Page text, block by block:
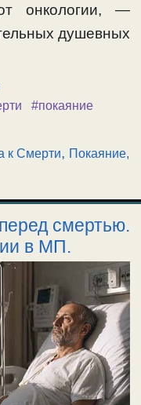
онкологии, —
душевных
#покаяние
к Смерти, Покаяние,
смертью.
в МП.